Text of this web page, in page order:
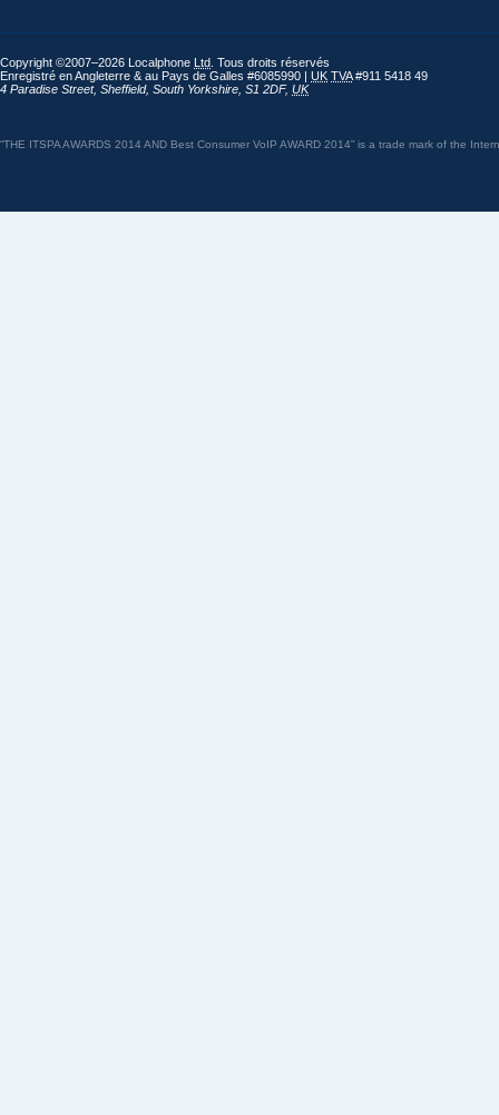
Copyright ©2007–2026 Localphone Ltd . Tous droits réservés
Enregistré en Angleterre & au Pays de Galles #6085990 | UK TVA#911 5418 49
4 Paradise Street, Sheffield, South Yorkshire S1 2DF, UK
“THE ITSPA AWARDS 2014 AND Best Consumer VoIP AWARD 2014” is a trade mark of the